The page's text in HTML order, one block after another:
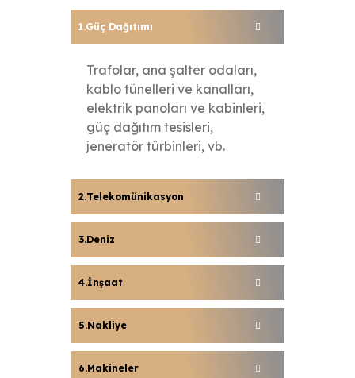
Güç Dağıtımı
Trafolar, ana şalter odaları,
kablo tünelleri ve kanalları,
elektrik panoları ve kabinleri,
güç dağıtım tesisleri,
jeneratör türbinleri, vb.
Telekomünikasyon
Deniz
İnşaat
Nakliye
Makineler